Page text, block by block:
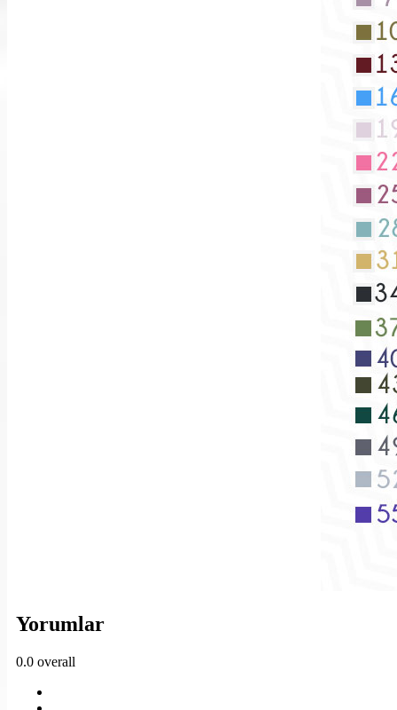
Yorumlar
0.0 overall